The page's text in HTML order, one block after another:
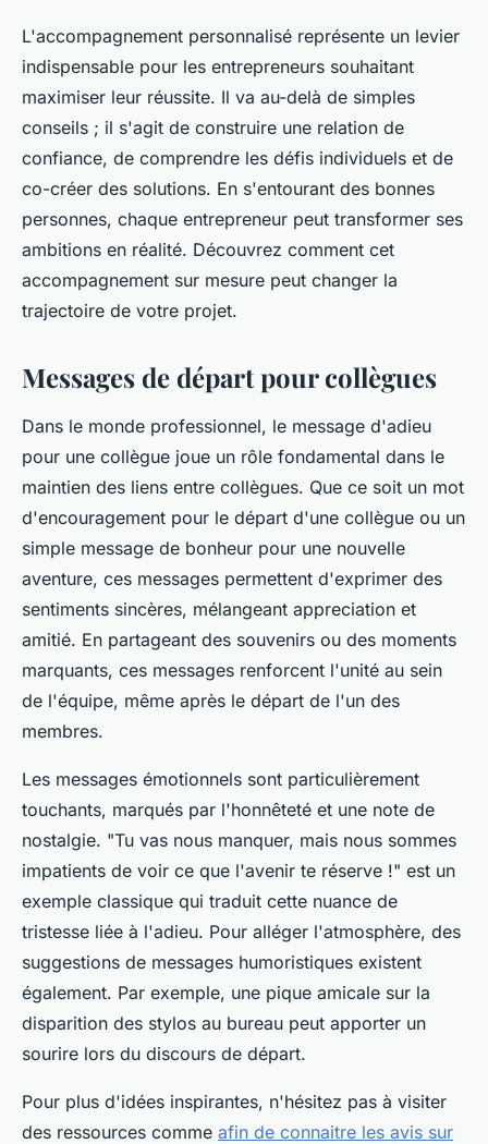
L'accompagnement personnalisé représente un levier
indispensable pour les entrepreneurs souhaitant
maximiser leur réussite. Il va au-delà de simples
conseils ; il s'agit de construire une relation de
confiance, de comprendre les défis individuels et de
co-créer des solutions. En s'entourant des bonnes
personnes, chaque entrepreneur peut transformer ses
ambitions en réalité. Découvrez comment cet
accompagnement sur mesure peut changer la
trajectoire de votre projet.
Messages de départ pour collègues
Dans le monde professionnel, le message d'adieu
pour une collègue joue un rôle fondamental dans le
maintien des liens entre collègues. Que ce soit un mot
d'encouragement pour le départ d'une collègue ou un
simple message de bonheur pour une nouvelle
aventure, ces messages permettent d'exprimer des
sentiments sincères, mélangeant appreciation et
amitié. En partageant des souvenirs ou des moments
marquants, ces messages renforcent l'unité au sein
de l'équipe, même après le départ de l'un des
membres.
Les messages émotionnels sont particulièrement
touchants, marqués par l'honnêteté et une note de
nostalgie. "Tu vas nous manquer, mais nous sommes
impatients de voir ce que l'avenir te réserve !" est un
exemple classique qui traduit cette nuance de
tristesse liée à l'adieu. Pour alléger l'atmosphère, des
suggestions de messages humoristiques existent
également. Par exemple, une pique amicale sur la
disparition des stylos au bureau peut apporter un
sourire lors du discours de départ.
Pour plus d'idées inspirantes, n'hésitez pas à visiter
des ressources comme afin de connaitre les avis sur